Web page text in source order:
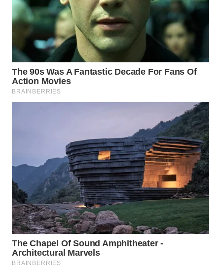
WAHANA
TV
WAHANANEWS
ID
WAHANANEWS
WAHANA
WAHANA
UMKM
WAHANA
SELEB